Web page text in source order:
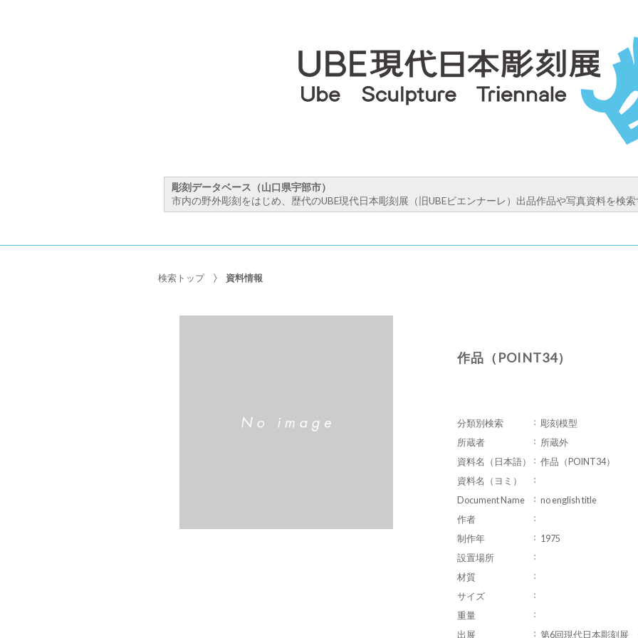
彫刻データベース（山口県宇部市）
市内の野外彫刻をはじめ、歴代のUBE現代日本彫刻展（旧UBEビエンナーレ）出品作品や写真資料を検索
検索トップ 資料情報
作品（POINT34）
分類別検索
彫刻模型
所蔵者
所蔵外
資料名（日本語）
作品（POINT34）
資料名（ヨミ）
Document Name
no english title
作者
制作年
1975
設置場所
材質
サイズ
重量
出展
第6回現代日本彫刻展